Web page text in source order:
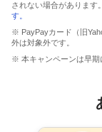
されない場合があります。
す。
※ PayPayカード（旧
外は対象外です。
※ 本キャンペーンは早期